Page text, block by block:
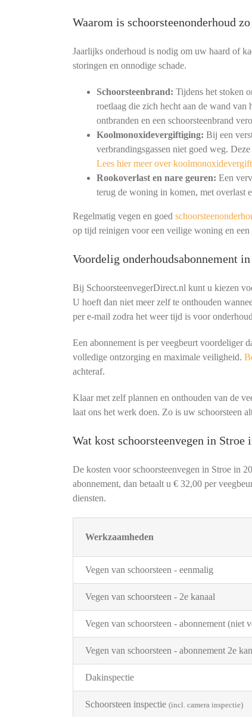
Waarom is schoorsteenonderhoud
Jaarlijks onderhoud is nodig om uw haard of
storingen en onnodige schade.
Schoorsteenbrand: Tijdens het stoken
roetlaag die zich hecht aan de wand
ontbranden en een schoorsteenbrand
Koolmonoxidevergiftiging: Bij een
verbrandingsgassen niet goed weg.
Lees hier meer over
Rookoverlast en nare geuren: Een
terug de woning in komen, met overlast
Regelmatig vegen en goed
op tijd reinigen voor een veilige woning en
Voordelig onderhoudsabonnement
Bij SchoorsteenvegerDirect.nl kunt u kiezen
U hoeft dan niet meer zelf te onthouden
per e-mail zodra het weer tijd is voor
Een abonnement is per veegbeurt voordeliger
volledige ontzorging en maximale veiligheid.
achteraf.
Klaar met zelf plannen en onthouden van de
laat ons het werk doen. Zo is uw schoorsteen
Wat kost schoorsteenvegen in Stroe
De kosten voor schoorsteenvegen in Stroe in
abonnement, dan betaalt u € 32,00 per
diensten.
Werkzaamheden
Vegen van schoorsteen - eenmalig
Vegen van schoorsteen - 2e kanaal
Vegen van schoorsteen - abonnement (niet
Vegen van schoorsteen - abonnement 2e
Dakinspectie
Schoorsteen inspectie (incl. camera inspectie)